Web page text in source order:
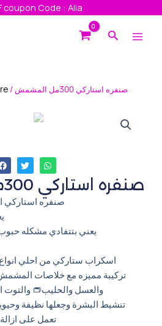
coupon Code : Alia
Search
صنفره استاركي 300مل المشمش
صنفره استاركي
يعني بتتفادي مشكله
اسكراب ستاركي من احلي انواع
تركيبة مميزه مع خلاصات
والعسل والحليب👝 والتوت
تنشيط البشرة وجعلها نظيفة
تعمل على
/ صنفره استاركي 300مل المشمش